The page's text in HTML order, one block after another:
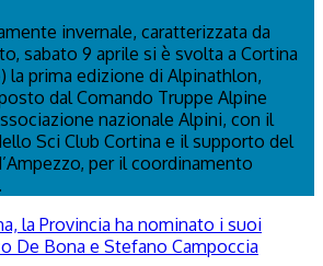
invernale, caratterizzata da
sabato 9 aprile si è svolta a Cortina
la prima edizione di Alpinathlon,
dal Comando Truppe Alpine
nazionale Alpini, con il
Sci Club Cortina e il supporto del
per il coordinamento